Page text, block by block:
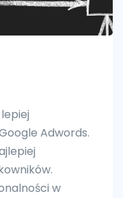
Adwords.
w